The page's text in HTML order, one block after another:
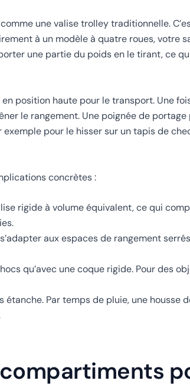
une valise trolley traditionnelle.
à un modèle à quatre roues, votre
une partie du poids en le tirant, ce
position haute pour le transport. Une
le rangement. Une poignée de
pour le hisser sur un tapis de
concrètes :
rigide à volume équivalent, ce qui
aux espaces de rangement
qu’avec une coque rigide. Pour des
étanche. Par temps de pluie, une housse